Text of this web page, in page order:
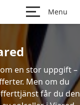
Menu
en stor uppgift –
Men om du
får du den